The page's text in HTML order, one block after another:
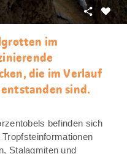
Als
Teilen
im
die im Verlauf
entstanden sind.
befinden sich
Stalagmiten und